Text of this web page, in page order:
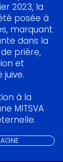
2023, la
posée à
marquant
dans la
prière,
et
à la
MITSVA